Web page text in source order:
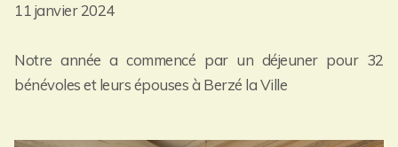
11 janvier 2024
Notre année a commencé par un déjeuner pour 32
bénévoles et leurs épouses à Berzé la Ville